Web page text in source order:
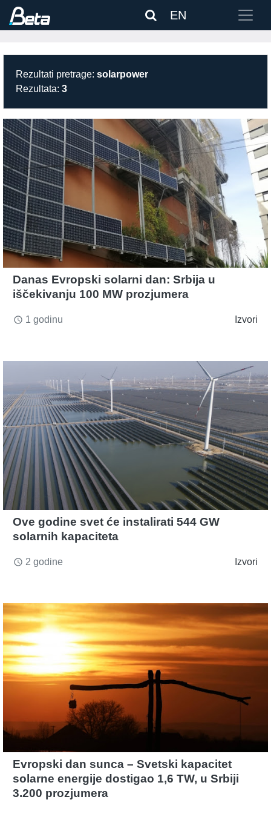
EN
Rezultati pretrage: solarpower
Rezultata: 3
Danas Evropski solarni dan: Srbija u
iščekivanju 100 MW prozjumera
access_time 1 godinu Izvori
Ove godine svet će instalirati 544 GW
solarnih kapaciteta
access_time 2 godine Izvori
Evropski dan sunca – Svetski kapacitet
solarne energije dostigao 1,6 TW, u Srbiji
3.200 prozjumera